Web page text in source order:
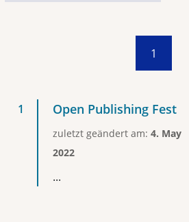
1
Open Publishing Fest
zuletzt geändert am: 4. May
2022
...